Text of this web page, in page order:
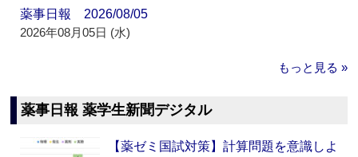
薬事日報 2026/08/05
2026年08月05日 (水)
もっと見る »
薬事日報 薬学生新聞デジタル
【薬ゼミ国試対策】計算問題を意識しよ